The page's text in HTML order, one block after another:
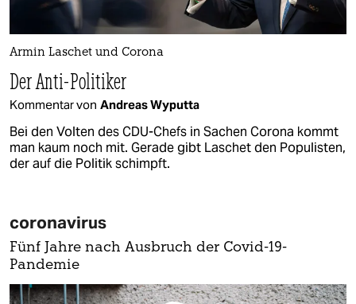
Armin Laschet und Corona
Der Anti-Politiker
Kommentar von Andreas Wyputta
Bei den Volten des CDU-Chefs in Sachen Corona kommt
man kaum noch mit. Gerade gibt Laschet den Populisten,
der auf die Politik schimpft.
coronavirus
Fünf Jahre nach Ausbruch der Covid-19-
Pandemie